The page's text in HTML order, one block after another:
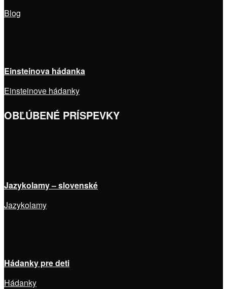
Blog
Einsteinova hádanka
Einsteinove hádanky
OBĽÚBENÉ PRÍSPEVKY
Jazykolamy – slovenské
Jazykolamy
Hádanky pre deti
Hádanky